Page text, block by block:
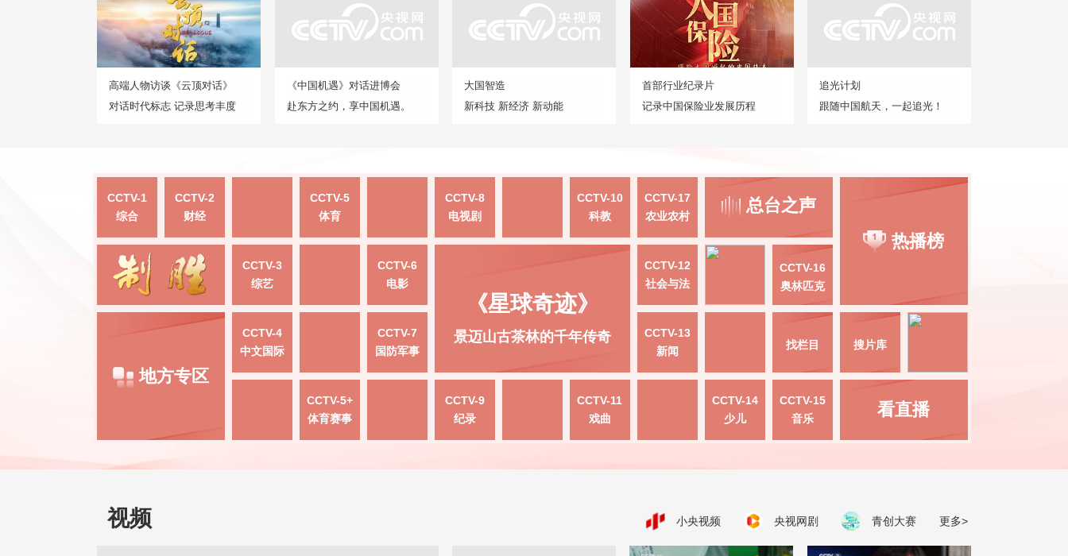
高端人物访谈《云顶对话》
对话时代标志 记录思考丰度
《中国机遇》对话进博会
赴东方之约，享中国机遇。
大国智造
新科技 新经济 新动能
首部行业纪录片
记录中国保险业发展历程
追光计划
跟随中国航天，一起追光！
CCTV-1
综合
CCTV-2
财经
CCTV-5
体育
CCTV-8
电视剧
CCTV-10
科教
CCTV-17
农业农村
总台之声
热播榜
CCTV-3
综艺
CCTV-6
电影
《星球奇迹》
景迈山古茶林的千年传奇
CCTV-12
社会与法
CCTV-16
奥林匹克
地方专区
CCTV-4
中文国际
CCTV-7
国防军事
CCTV-13
新闻
找栏目 搜片库
CCTV-5+
体育赛事
CCTV-9
纪录
CCTV-11
戏曲
CCTV-14
少儿
CCTV-15
音乐
看直播
视频 更多>
小央视频 央视网剧 青创大赛